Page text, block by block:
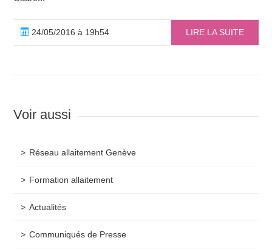
24/05/2016 à 19h54 LIRE LA SUITE
Voir aussi
Réseau allaitement Genève
Formation allaitement
Actualités
Communiqués de Presse